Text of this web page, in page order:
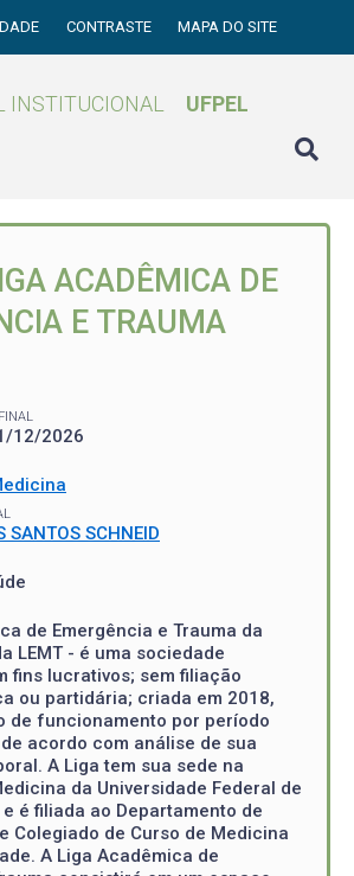
CONTRASTE MAPA DO SITE
INSTITUCIONAL UFPEL
ACADÊMICA DE
E TRAUMA
12/2026
SANTOS SCHNEID
de Emergência e Trauma da
LEMT - é uma sociedade
fins lucrativos; sem filiação
ou partidária; criada em 2018,
de funcionamento por período
acordo com análise de sua
A Liga tem sua sede na
da Universidade Federal de
e é filiada ao Departamento de
Colegiado de Curso de Medicina
A Liga Acadêmica de